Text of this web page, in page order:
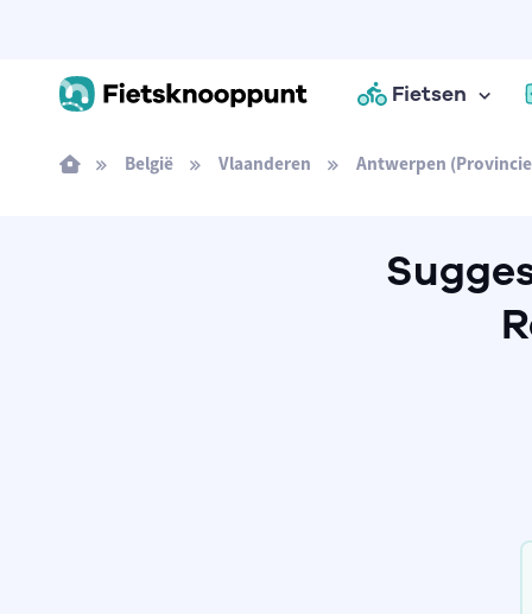
Fietsen
België Vlaanderen Antwerpen